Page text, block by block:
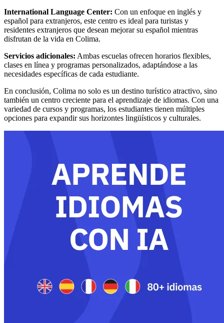
International Language Center: Con un enfoque en inglés y
español para extranjeros, este centro es ideal para turistas y
residentes extranjeros que desean mejorar su español mientras
disfrutan de la vida en Colima.
Servicios adicionales: Ambas escuelas ofrecen horarios flexibles,
clases en línea y programas personalizados, adaptándose a las
necesidades específicas de cada estudiante.
En conclusión, Colima no solo es un destino turístico atractivo, sino
también un centro creciente para el aprendizaje de idiomas. Con una
variedad de cursos y programas, los estudiantes tienen múltiples
opciones para expandir sus horizontes lingüísticos y culturales.